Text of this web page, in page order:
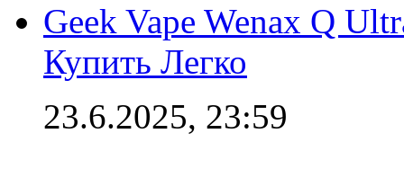
Geek Vape Wenax Q
Купить Легко
23.6.2025, 23:59